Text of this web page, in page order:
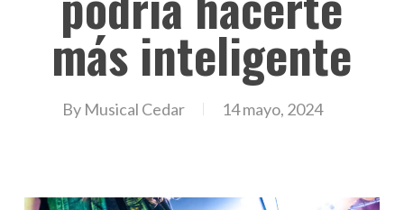
más inteligente
By Musical Cedar 14 mayo, 2024